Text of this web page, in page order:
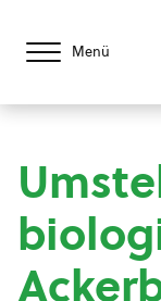
Menü